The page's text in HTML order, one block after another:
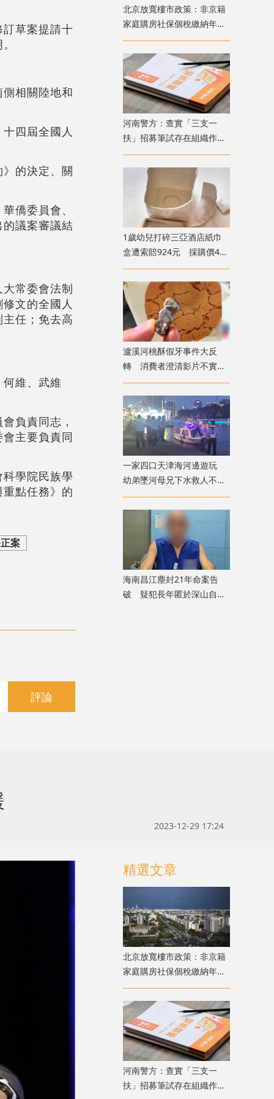
草案提請十
相關陸地和
四屆全國人
的決定、關
僑委員會、
議案審議結
常委會法制
文的全國人
任；免去高
維、武維
負責同志，
主要負責同
學院民族學
點任務》的
案
評論
北京放寬樓市政策：非京籍
家庭購房社保個稅繳納年限
下調為一年
​河南警方：查實「三支一
扶」招募筆試存在組織作弊
犯罪行為 已抓獲疑犯
1歲幼兒打碎三亞酒店紙巾
盒遭索賠924元 採購價462
元惹爭議
瀘溪河桃酥假牙事件大反
轉 消費者澄清影片不實致
歉
一家四口天津海河邊遊玩
幼弟墜河母兄下水救人不幸
溺亡
海南昌江塵封21年命案告
破 疑犯長年匿於深山自述
2023-12-29 17:24
精選文章
北京放寬樓市政策：非京籍
家庭購房社保個稅繳納年限
下調為一年
​河南警方：查實「三支一
扶」招募筆試存在組織作弊